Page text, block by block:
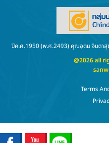
ปีค.ศ.1950 (พ.ศ.2493) คุณอุดม จินดาสุข
@2026 all
Terms